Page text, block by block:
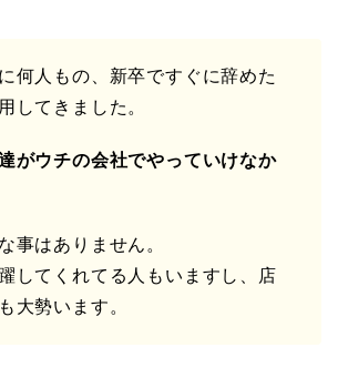
何人もの、新卒ですぐに辞めた
してきました。
がウチの会社でやっていけなか
事はありません。
してくれてる人もいますし、店
大勢います。